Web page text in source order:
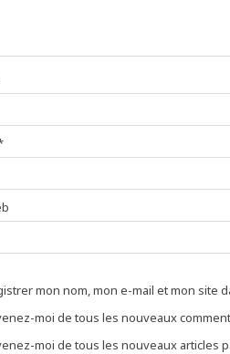
mon nom, mon e-mail et mon site
moi de tous les nouveaux
moi de tous les nouveaux articles